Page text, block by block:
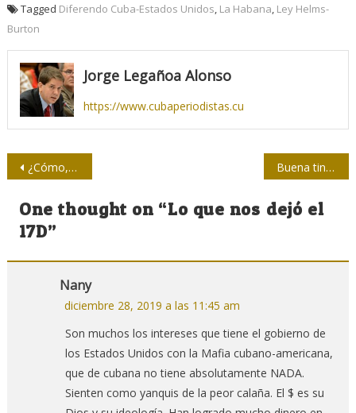
Tagged Diferendo Cuba-Estados Unidos, La Habana, Ley Helms-
Burton
Jorge Legañoa Alonso
https://www.cubaperiodistas.cu
Navegación
de
entradas
¿Cómo, por qué y para qué debemos conocer a Santiago Álvarez? Buena tinta para un cumpleaños
One thought on “Lo que nos dejó el
17D”
Nany
diciembre 28, 2019 a las 11:45 am
Son muchos los intereses que tiene el gobierno de
los Estados Unidos con la Mafia cubano-americana,
que de cubana no tiene absolutamente NADA.
Sienten como yanquis de la peor calaña. El $ es su